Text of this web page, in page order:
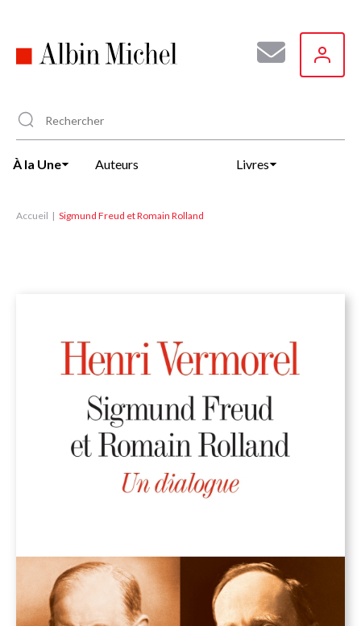
principal
À la Une Auteurs Livres
Accueil Sigmund Freud et Romain Rolland